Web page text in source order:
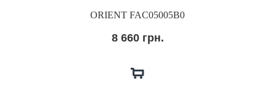
ORIENT FAC05005B0
8 660 грн.